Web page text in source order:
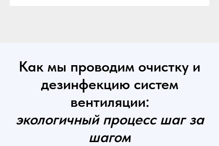
Как мы проводим очистку и
дезинфекцию систем
вентиляции:
экологичный процесс шаг за
шагом